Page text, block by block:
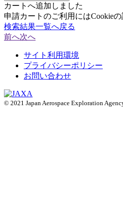
カートへ追加しました
申請カートのご利用にはCookie
検索結果一覧へ戻る
前へ次へ
サイト利用環境
プライバシーポリシー
お問い合わせ
© 2021 Japan Aerospace Exploration